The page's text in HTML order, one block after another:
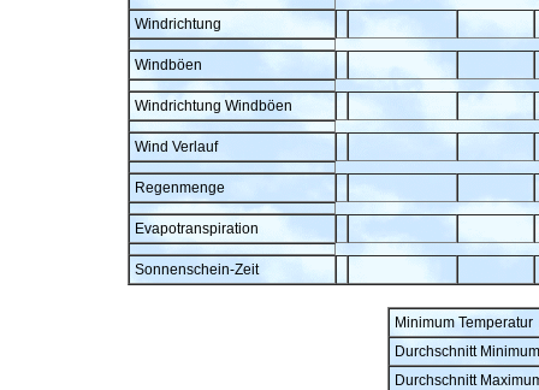
Windrichtung
Windböen
Windrichtung Windböen
Wind Verlauf
Regenmenge
Evapotranspiration
Sonnenschein-Zeit
Minimum Temperatur
Durchschnitt
Durchschnitt